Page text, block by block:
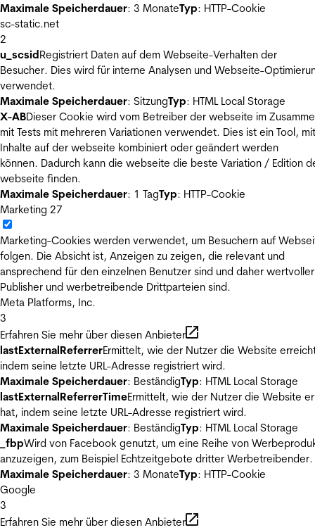
Maximale Speicherdauer: 3 MonateTyp: HTTP-Cookie
sc-static.net
2
u_scsidRegistriert Daten auf dem Webseite-Verhalten der
Besucher. Dies wird für interne Analysen und Webseite-
verwendet.
Maximale Speicherdauer: SitzungTyp: HTML Local Storage
X-ABDieser Cookie wird vom Betreiber der webseite im
mit Tests mit mehreren Variationen verwendet. Dies ist ein Tool,
Inhalte auf der webseite kombiniert oder geändert werden
können. Dadurch kann die webseite die beste Variation / Edition
webseite finden.
Maximale Speicherdauer: 1 TagTyp: HTTP-Cookie
Marketing 27
Marketing-Cookies werden verwendet, um Besuchern auf
folgen. Die Absicht ist, Anzeigen zu zeigen, die relevant und
ansprechend für den einzelnen Benutzer sind und daher
Publisher und werbetreibende Drittparteien sind.
Meta Platforms, Inc.
3
Erfahren Sie mehr über diesen Anbieter
lastExternalReferrerErmittelt, wie der Nutzer die Website
indem seine letzte URL-Adresse registriert wird.
Maximale Speicherdauer: BeständigTyp: HTML Local Storage
lastExternalReferrerTimeErmittelt, wie der Nutzer die Website
hat, indem seine letzte URL-Adresse registriert wird.
Maximale Speicherdauer: BeständigTyp: HTML Local Storage
_fbpWird von Facebook genutzt, um eine Reihe von
anzuzeigen, zum Beispiel Echtzeitgebote dritter Werbetreibender.
Maximale Speicherdauer: 3 MonateTyp: HTTP-Cookie
Google
3
Erfahren Sie mehr über diesen Anbieter